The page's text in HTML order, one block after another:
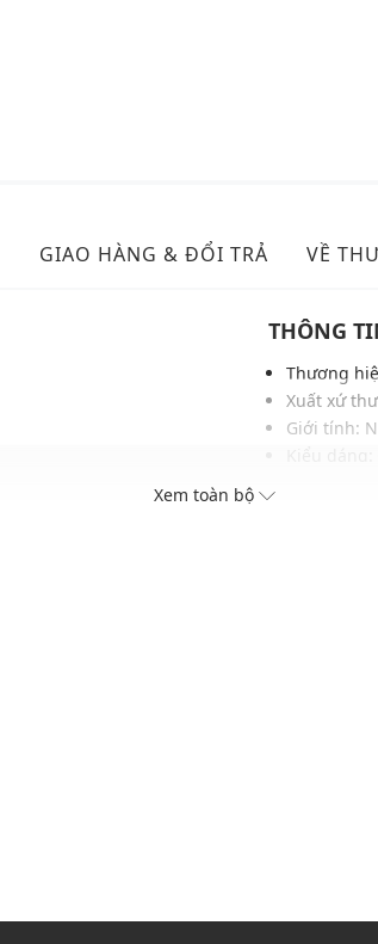
GIAO HÀNG & ĐỔI TRẢ VỀ
THÔNG
Thương
Xuất xứ
Giới tính:
Xem toàn bộ